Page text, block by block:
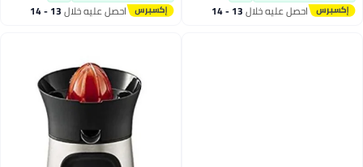
احصل عليه خلال 13 - 14 احصل عليه خلال 13 - 14